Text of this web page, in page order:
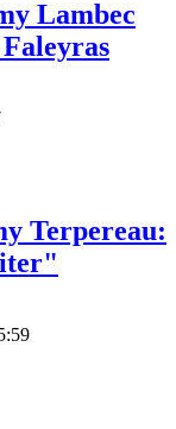
Lambec
Terpereau: